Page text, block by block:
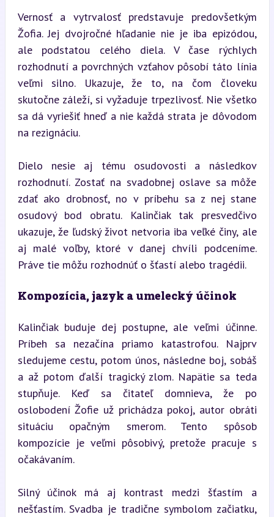
Vernosť a vytrvalosť predstavuje predovšetkým
Žofia. Jej dvojročné hľadanie nie je iba epizódou,
ale podstatou celého diela. V čase rýchlych
rozhodnutí a povrchných vzťahov pôsobí táto línia
veľmi silno. Ukazuje, že to, na čom človeku
skutočne záleží, si vyžaduje trpezlivosť. Nie všetko
sa dá vyriešiť hneď a nie každá strata je dôvodom
na rezignáciu.
Dielo nesie aj tému osudovosti a následkov
rozhodnutí. Zostať na svadobnej oslave sa môže
zdať ako drobnosť, no v príbehu sa z nej stane
osudový bod obratu. Kalinčiak tak presvedčivo
ukazuje, že ľudský život netvoria iba veľké činy, ale
aj malé voľby, ktoré v danej chvíli podceníme.
Práve tie môžu rozhodnúť o šťastí alebo tragédii.
Kompozícia, jazyk a umelecký účinok
Kalinčiak buduje dej postupne, ale veľmi účinne.
Príbeh sa nezačína priamo katastrofou. Najprv
sledujeme cestu, potom únos, následne boj, sobáš
a až potom ďalší tragický zlom. Napätie sa teda
stupňuje. Keď sa čitateľ domnieva, že po
oslobodení Žofie už prichádza pokoj, autor obráti
situáciu opačným smerom. Tento spôsob
kompozície je veľmi pôsobivý, pretože pracuje s
očakávaním.
Silný účinok má aj kontrast medzi šťastím a
nešťastím. Svadba je tradične symbolom začiatku,